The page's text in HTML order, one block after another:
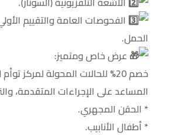
الفحوصات العامة والتقييم
الحمل.
عرض خاص ومتميز:
خصم 20% للحالات المحولة لمركز
المساعد على الإجراءات المتقدمة،
* الحقن المجهري.
* أطفال الأنابيب.